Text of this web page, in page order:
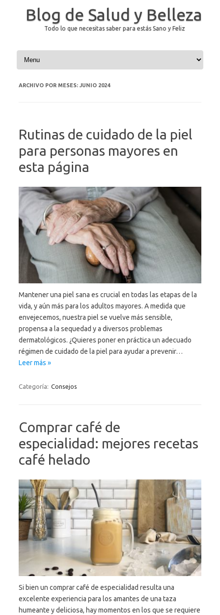
Blog de Salud y Belleza
Todo lo que necesitas saber para estás Sano y Feliz
Saltar al contenido
ARCHIVO POR MESES: JUNIO 2024
Rutinas de cuidado de la piel
para personas mayores en
esta página
Mantener una piel sana es crucial en todas las etapas de la
vida, y aún más para los adultos mayores. A medida que
envejecemos, nuestra piel se vuelve más sensible,
propensa a la sequedad y a diversos problemas
dermatológicos. ¿Quieres poner en práctica un adecuado
régimen de cuidado de la piel para ayudar a prevenir…
Leer más »
Categoría: Consejos
Comprar café de
especialidad: mejores recetas
café helado
Si bien un comprar café de especialidad resulta una
excelente experiencia para los amantes de una taza
humeante y deliciosa, hay momentos en los que se requiere